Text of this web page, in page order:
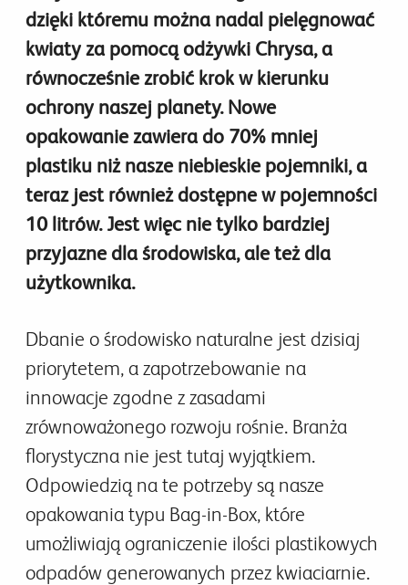
dzięki któremu można nadal pielęgnować
kwiaty za pomocą odżywki Chrysa, a
równocześnie zrobić krok w kierunku
ochrony naszej planety. Nowe
opakowanie zawiera do 70% mniej
plastiku niż nasze niebieskie pojemniki, a
teraz jest również dostępne w pojemności
10 litrów. Jest więc nie tylko bardziej
przyjazne dla środowiska, ale też dla
użytkownika.
Dbanie o środowisko naturalne jest dzisiaj
priorytetem, a zapotrzebowanie na
innowacje zgodne z zasadami
zrównoważonego rozwoju rośnie. Branża
florystyczna nie jest tutaj wyjątkiem.
Odpowiedzią na te potrzeby są nasze
opakowania typu Bag-in-Box, które
umożliwiają ograniczenie ilości plastikowych
odpadów generowanych przez kwiaciarnie.